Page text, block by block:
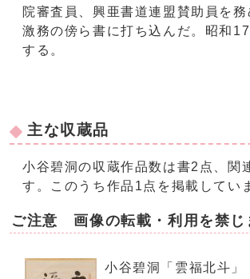
院審査員、興亜書道連盟賛助員を
激務の傍ら書に打ち込んだ。昭和
する。
主な収蔵品
小谷碧洞の収蔵作品数は書2点、関
す。このうち作品1点を掲載してい
ご注意 画像の転載・利用を禁じ
小谷碧洞「雲福北斗